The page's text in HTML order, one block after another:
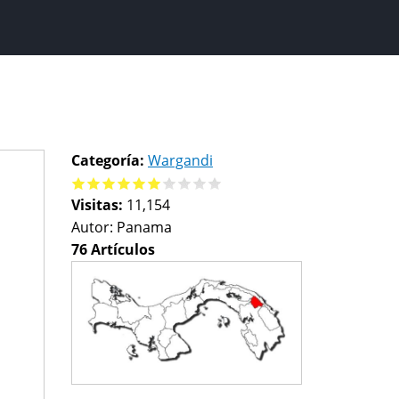
Categoría: Wargandi
Visitas: 11,154
Autor: Panama
76 Artículos